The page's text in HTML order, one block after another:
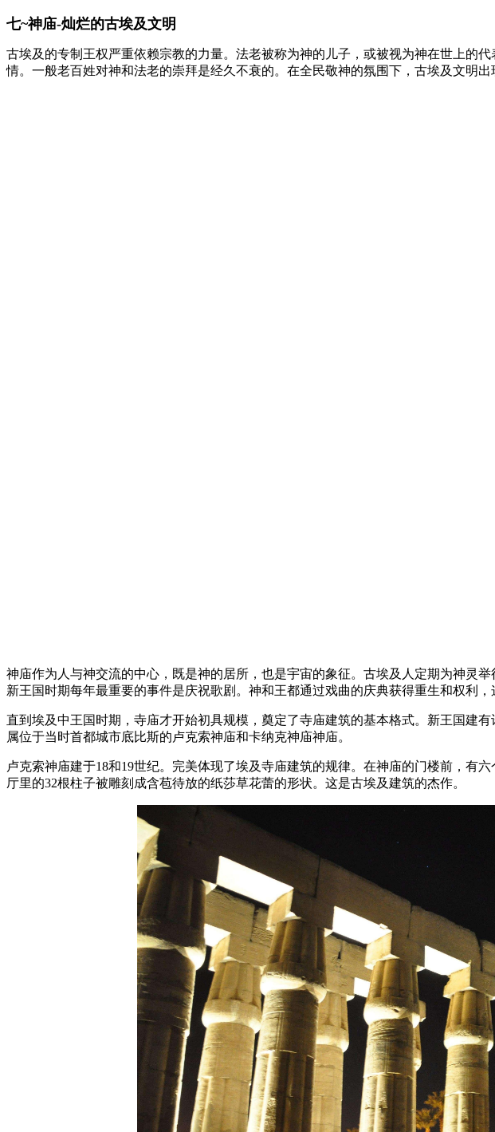
七~神庙-灿烂的古埃及文明
古埃及的专制王权严重依赖宗教的力量。法老被称为神的儿子，或被视为神在世上的
情。一般老百姓对神和法老的崇拜是经久不衰的。在全民敬神的氛围下，古埃及文明
神庙作为人与神交流的中心，既是神的居所，也是宇宙的象征。古埃及人定期为神灵
新王国时期每年最重要的事件是庆祝歌剧。神和王都通过戏曲的庆典获得重生和权利，
直到埃及中王国时期，寺庙才开始初具规模，奠定了寺庙建筑的基本格式。新王国建
属位于当时首都城市底比斯的卢克索神庙和卡纳克神庙神庙。
卢克索神庙建于18和19世纪。完美体现了埃及寺庙建筑的规律。在神庙的门楼前，有
厅里的32根柱子被雕刻成含苞待放的纸莎草花蕾的形状。这是古埃及建筑的杰作。